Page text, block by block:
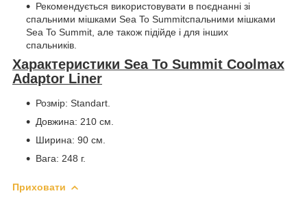
Рекомендується використовувати в поєднанні зі
спальними мішками Sea To Summitспальними мішками
Sea To Summit, але також підійде і для інших
спальників.
Характеристики Sea To Summit Coolmax
Adaptor Liner
Розмір: Standart.
Довжина: 210 см.
Ширина: 90 см.
Вага: 248 г.
Приховати